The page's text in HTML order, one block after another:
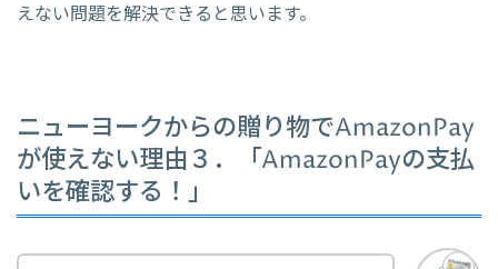
えない問題を解決できると思います。
ニューヨークからの贈り物でAmazonPay
が使えない理由３．「AmazonPayの支払
いを確認する！」